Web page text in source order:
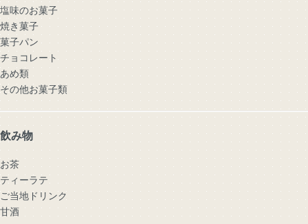
塩味のお菓子
焼き菓子
菓子パン
チョコレート
あめ類
その他お菓子類
飲み物
お茶
ティーラテ
ご当地ドリンク
甘酒